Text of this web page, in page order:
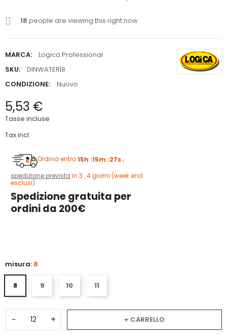
18 people are viewing this right now
MARCA:
Logica Professional
SKU:
DINWATER|8
CONDIZIONE:
Nuovo
5,53 €
Tasse incluse
Tax incl.
Ordina entro15h :15m :26s,
spedizione prevista in 3 , 4 giorni (week end
esclusi)
Spedizione gratuita per
ordini da 200€
misura: 8
8 9 10 11
− + + CARRELLO